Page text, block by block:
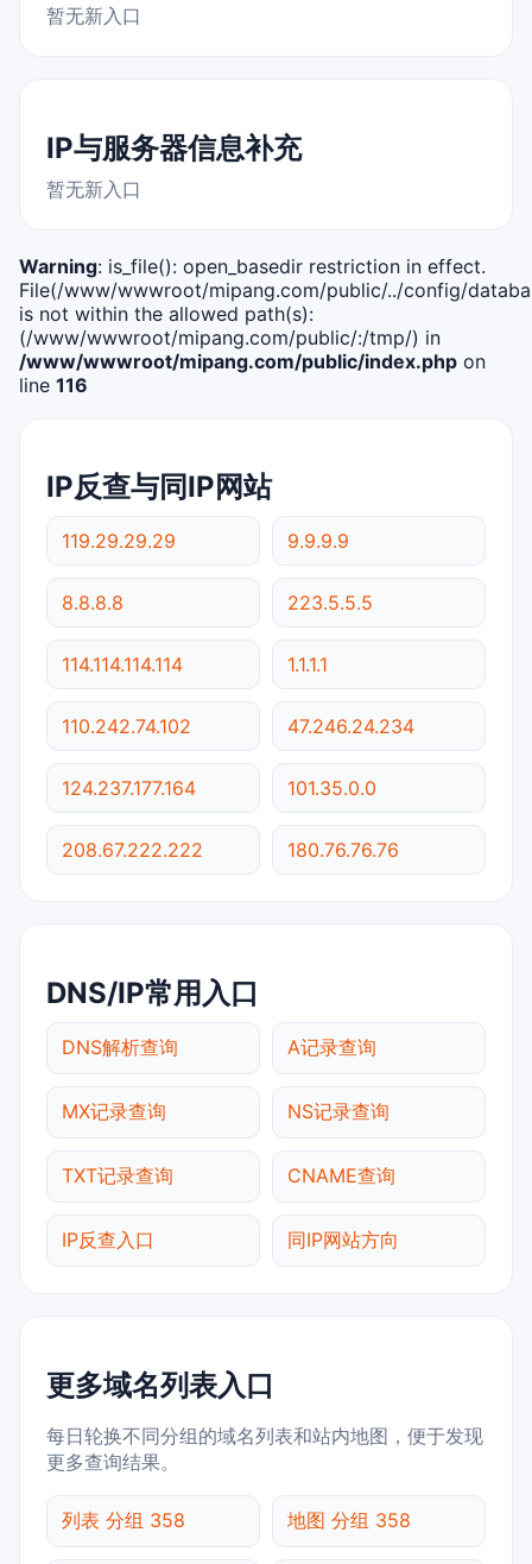
暂无新入口
IP与服务器信息补充
暂无新入口
Warning: is_file(): open_basedir restriction in effect.
File(/www/wwwroot/mipang.com/public/../config/
is not within the allowed path(s):
(/www/wwwroot/mipang.com/public/:/tmp/) in
/www/wwwroot/mipang.com/public/index.php on
line 116
IP反查与同IP网站
119.29.29.29 9.9.9.9
8.8.8.8 223.5.5.5
114.114.114.114 1.1.1.1
110.242.74.102 47.246.24.234
124.237.177.164 101.35.0.0
208.67.222.222 180.76.76.76
DNS/IP常用入口
DNS解析查询 A记录查询
MX记录查询 NS记录查询
TXT记录查询 CNAME查询
IP反查入口 同IP网站方向
更多域名列表入口
每日轮换不同分组的域名列表和站内地图，便于发现
更多查询结果。
列表 分组 358 地图 分组 358